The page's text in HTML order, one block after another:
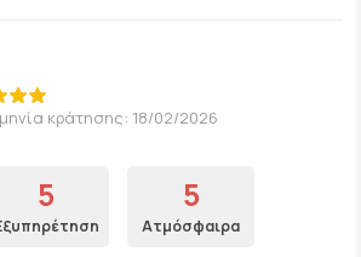
κράτησης: 18/02/2026
5 5
Ατμόσφαιρα